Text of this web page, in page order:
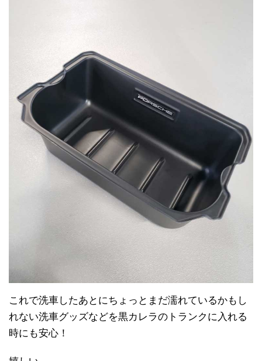
これで洗車したあとにちょっとまだ濡れているかもし
れない洗車グッズなどを黒カレラのトランクに入れる
時にも安心！